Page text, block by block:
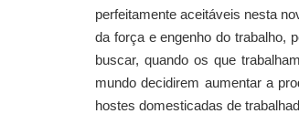
perfeitamente aceitáveis nesta
da força e engenho do trabalho,
buscar, quando os que
mundo decidirem aumentar a
hostes domesticadas de